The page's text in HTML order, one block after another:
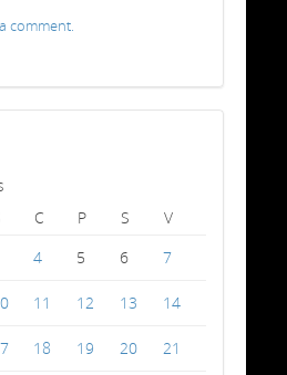
comment.
C P S
V
4 5 6 7
11 12 13 14
18 19 20 21